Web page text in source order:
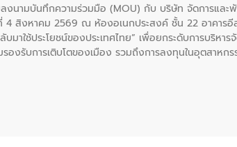
งนามบันทึกความร่วมมือ (MOU) กับ บริษัท จัดการแล
4 สิงหาคม 2569 ณ ห้องอเนกประสงค์ ชั้น 22 อาคารอี
บมาใช้ประโยชน์ของประเทศไทย” เพื่อยกระดับการบริห
รองรับการเติบโตของเมือง รวมถึงการลงทุนในอุตสาห
พภูมิอากาศและความเสี่ยงภัยแล้งในระยะยาว การประส